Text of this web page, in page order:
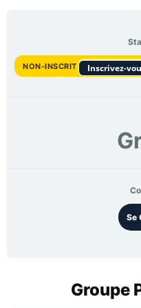
NON-INSCRIT Inscrivez-
Se
Groupe